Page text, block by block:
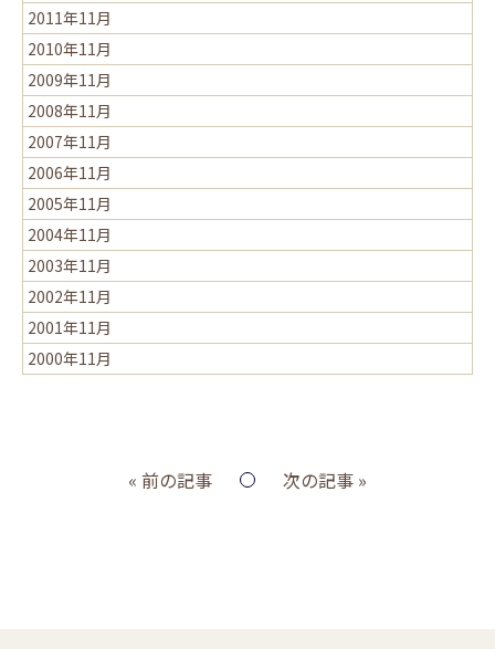
2011年11月
2010年11月
2009年11月
2008年11月
2007年11月
2006年11月
2005年11月
2004年11月
2003年11月
2002年11月
2001年11月
2000年11月
« 前の記事 次の記事 »